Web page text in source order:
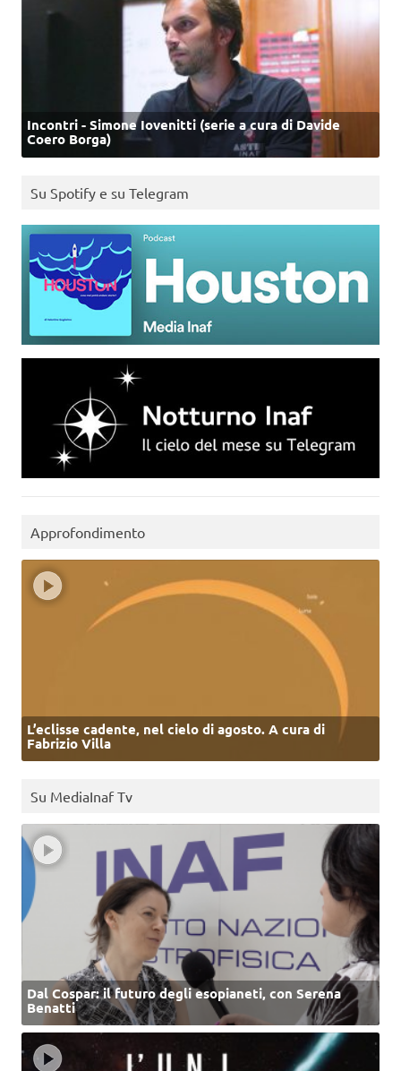
Incontri - Simone Iovenitti (serie a cura di Davide
Coero Borga)
Su Spotify e su Telegram
Approfondimento
L’eclisse cadente, nel cielo di agosto. A cura di
Fabrizio Villa
Su MediaInaf Tv
Dal Cospar: il futuro degli esopianeti, con Serena
Benatti